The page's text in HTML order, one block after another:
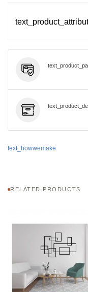
text_howwemake
RELATED PRODUCTS